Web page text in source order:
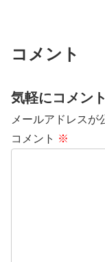
コメント
気軽にコメン
メールアドレスが
コメント ※